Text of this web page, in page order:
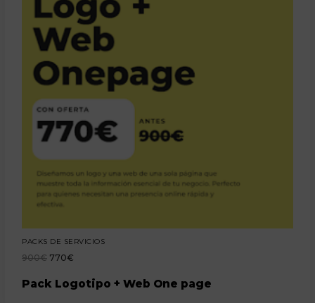
PACKS DE SERVICIOS
900€ 770€
Pack Logotipo + Web One page